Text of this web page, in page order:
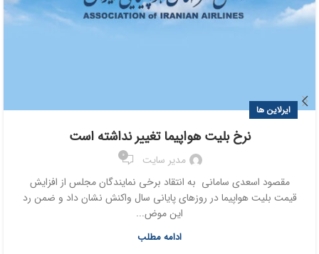
ایرلاین ها
نرخ بلیت هواپیما تغییر نداشته است
مدیر سایت 0
مقصود اسعدی سامانی به انتقاد برخی نمایندگان مجلس از افزایش
قیمت بلیت هواپیما در روزهای پایانی سال واکنش نشان داد و ضمن رد
این موض...
ادامه مطلب